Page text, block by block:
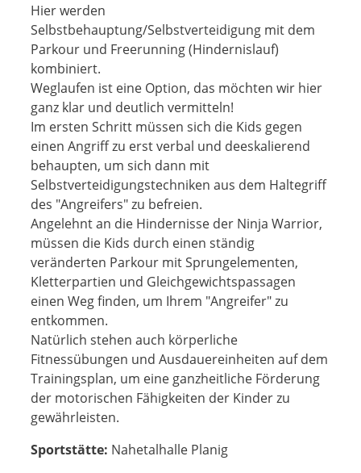
Hier werden
Selbstbehauptung/Selbstverteidigung mit dem
Parkour und Freerunning (Hindernislauf)
kombiniert.
Weglaufen ist eine Option, das möchten wir hier
ganz klar und deutlich vermitteln!
Im ersten Schritt müssen sich die Kids gegen
einen Angriff zu erst verbal und deeskalierend
behaupten, um sich dann mit
Selbstverteidigungstechniken aus dem Haltegriff
des "Angreifers" zu befreien.
Angelehnt an die Hindernisse der Ninja Warrior,
müssen die Kids durch einen ständig
veränderten Parkour mit Sprungelementen,
Kletterpartien und Gleichgewichtspassagen
einen Weg finden, um Ihrem "Angreifer" zu
entkommen.
Natürlich stehen auch körperliche
Fitnessübungen und Ausdauereinheiten auf dem
Trainingsplan, um eine ganzheitliche Förderung
der motorischen Fähigkeiten der Kinder zu
gewährleisten.
Sportstätte: Nahetalhalle Planig